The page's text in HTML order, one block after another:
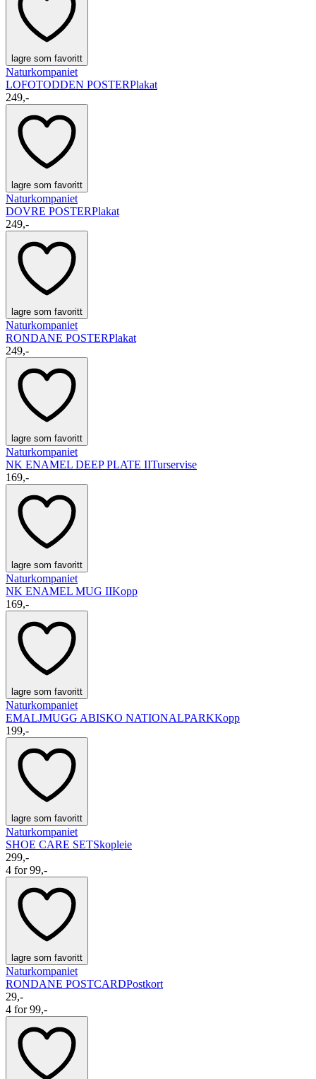
lagre som favoritt
Naturkompaniet
LOFOTODDEN POSTERPlakat
249,-
lagre som favoritt
Naturkompaniet
DOVRE POSTERPlakat
249,-
lagre som favoritt
Naturkompaniet
RONDANE POSTERPlakat
249,-
lagre som favoritt
Naturkompaniet
NK ENAMEL DEEP PLATE IITurservise
169,-
lagre som favoritt
Naturkompaniet
NK ENAMEL MUG IIKopp
169,-
lagre som favoritt
Naturkompaniet
EMALJMUGG ABISKO NATIONALPARKKopp
199,-
lagre som favoritt
Naturkompaniet
SHOE CARE SETSkopleie
299,-
4 for 99,-
lagre som favoritt
Naturkompaniet
RONDANE POSTCARDPostkort
29,-
4 for 99,-